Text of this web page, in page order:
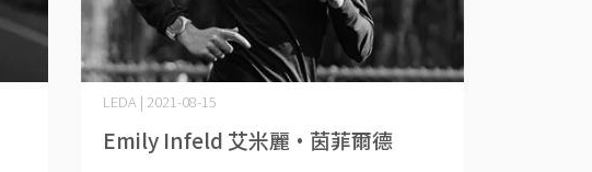
Emily Infeld 艾米麗·茵菲爾德
LEDA | 2021-08-15